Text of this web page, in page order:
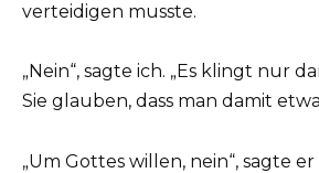
verteidigen musste.
„Nein“, sagte ich. „Es klingt nur
Sie glauben, dass man damit
„Um Gottes willen, nein“, sagte